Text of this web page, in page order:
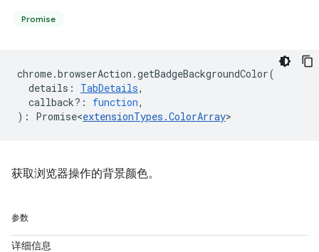
Promise
chrome.browserAction .getBadgeBackgroundColor(
details : TabDetails,
callback? : function,
) : Promise<extensionTypes .ColorArray>
获取浏览器操作的背景颜色。
参数
详细信息